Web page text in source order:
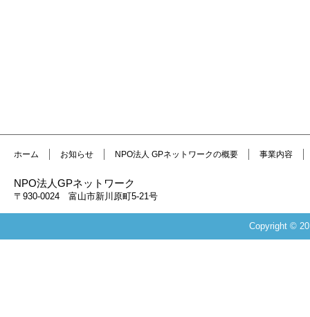
ホーム お知らせ NPO法人 GPネットワークの概要 事業内容
NPO法人GPネットワーク
〒930-0024 富山市新川原町5-21号
Copyright ©